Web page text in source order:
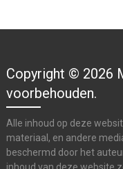
Copyright © 2026
voorbehouden.
Alle inhoud op deze
materiaal, en andere
beschermd door het